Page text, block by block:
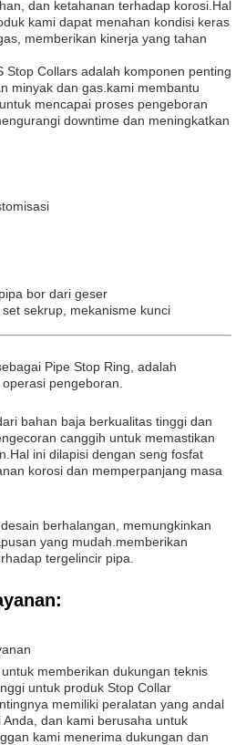
dan ketahanan terhadap korosi.Hal
kami dapat menahan kondisi keras
memberikan kinerja yang tahan
Stop Collars adalah komponen penting
minyak dan gas.kami membantu
mencapai proses pengeboran
downtime dan meningkatkan
bor dari geser
sekrup, mekanisme kunci
Pipe Stop Ring, adalah
pengeboran.
bahan baja berkualitas tinggi dan
canggih untuk memastikan
ini dilapisi dengan seng fosfat
korosi dan memperpanjang masa
berhalangan, memungkinkan
yang mudah.memberikan
tergelincir pipa.
memberikan dukungan teknis
untuk produk Stop Collar
memiliki peralatan yang andal
dan kami berusaha untuk
kami menerima dukungan dan